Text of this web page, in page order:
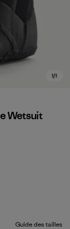
Wetsuit
Guide des tailles